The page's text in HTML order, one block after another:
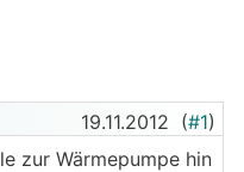
19.11.2012 (#1)
zur Wärmepumpe hin